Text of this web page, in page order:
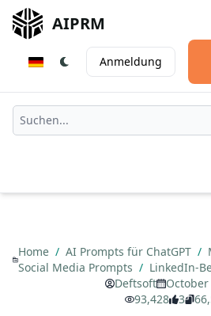
AIPRM
Anmeldung
Home / AI Prompts für ChatGPT /
Social Media Prompts / LinkedIn-
Deftsoft
October
93,428
3